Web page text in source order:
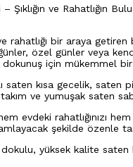
Şıklığın ve Rahatlığın
rahatlığı bir araya getiren
özel günler veya
dokunuş için mükemmel
saten kısa gecelik, saten
ve yumuşak saten
evdeki rahatlığınızı
şekilde özenle
dokulu, yüksek kalite saten